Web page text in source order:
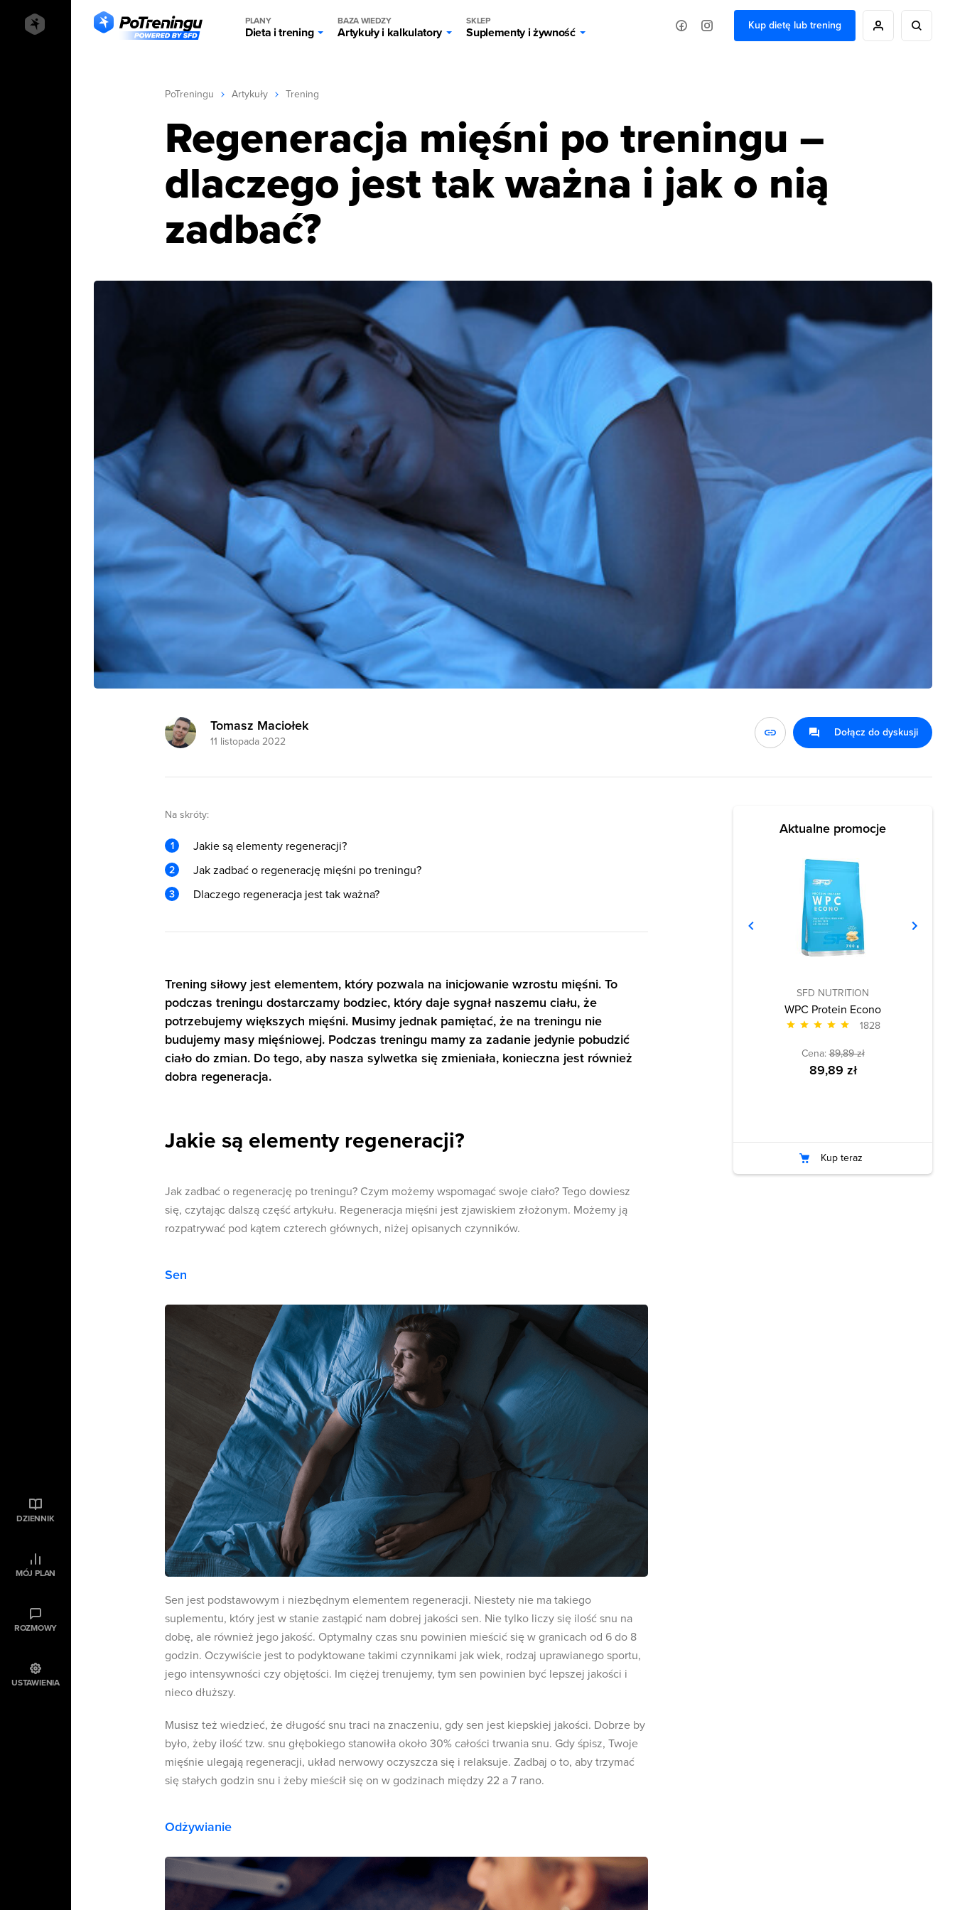
PLANY
Dieta i trening
BAZA WIEDZY
Artykuły i kalkulatory
SKLEP
Suplementy i żywność
Kup dietę lub trening
DZIENNIK
MÓJ PLAN
ROZMOWY
USTAWIENIA
PoTreningu Artykuły Trening
Regeneracja mięśni po treningu –
dlaczego jest tak ważna i jak o nią
zadbać?
Tomasz Maciołek
11 listopada 2022
Dołącz do dyskusji
Na skróty:
Jakie są elementy regeneracji?
Jak zadbać o regenerację mięśni po treningu?
Dlaczego regeneracja jest tak ważna?
Trening siłowy jest elementem, który pozwala na inicjowanie wzrostu mięśni. To
podczas treningu dostarczamy bodziec, który daje sygnał naszemu ciału, że
potrzebujemy większych mięśni. Musimy jednak pamiętać, że na treningu nie
budujemy masy mięśniowej. Podczas treningu mamy za zadanie jedynie pobudzić
ciało do zmian. Do tego, aby nasza sylwetka się zmieniała, konieczna jest również
dobra regeneracja.
Jakie są elementy regeneracji?
Jak zadbać o regenerację po treningu? Czym możemy wspomagać swoje ciało? Tego dowiesz
się, czytając dalszą część artykułu. Regeneracja mięśni jest zjawiskiem złożonym. Możemy ją
rozpatrywać pod kątem czterech głównych, niżej opisanych czynników.
Sen
Sen jest podstawowym i niezbędnym elementem regeneracji. Niestety nie ma takiego
suplementu, który jest w stanie zastąpić nam dobrej jakości sen. Nie tylko liczy się ilość snu na
dobę, ale również jego jakość. Optymalny czas snu powinien mieścić się w granicach od 6 do 8
godzin. Oczywiście jest to podyktowane takimi czynnikami jak wiek, rodzaj uprawianego sportu,
jego intensywności czy objętości. Im ciężej trenujemy, tym sen powinien być lepszej jakości i
nieco dłuższy.
Musisz też wiedzieć, że długość snu traci na znaczeniu, gdy sen jest kiepskiej jakości. Dobrze by
było, żeby ilość tzw. snu głębokiego stanowiła około 30% całości trwania snu. Gdy śpisz, Twoje
mięśnie ulegają regeneracji, układ nerwowy oczyszcza się i relaksuje. Zadbaj o to, aby trzymać
się stałych godzin snu i żeby mieścił się on w godzinach między 22 a 7 rano.
Odżywianie
Aktualne promocje
SFD NUTRITION
WPC Protein Econo
1828
Cena:89,89 zł
89,89 zł
Kup teraz